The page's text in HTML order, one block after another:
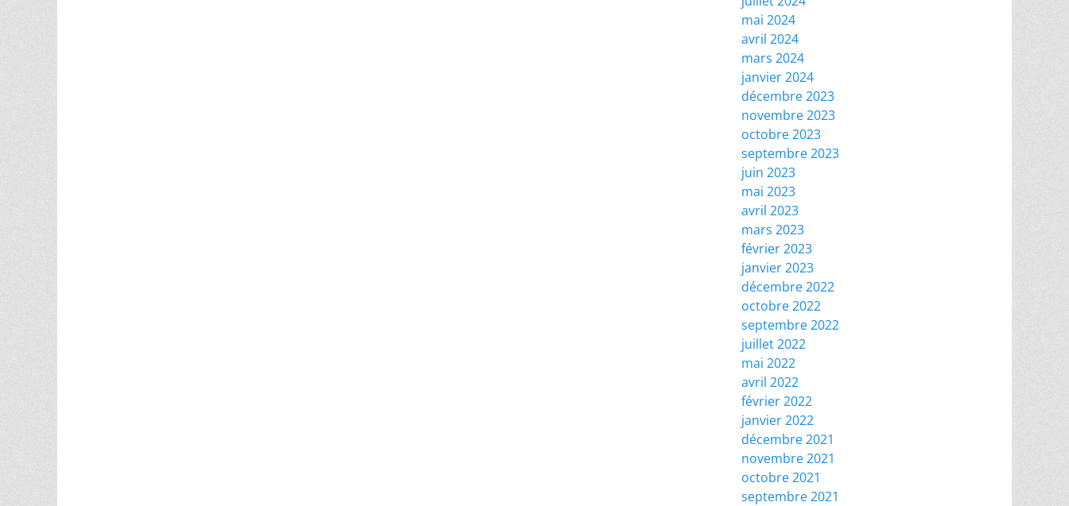
mai 2024
avril 2024
mars 2024
janvier 2024
décembre 2023
novembre 2023
octobre 2023
septembre 2023
juin 2023
mai 2023
avril 2023
mars 2023
février 2023
janvier 2023
décembre 2022
octobre 2022
septembre 2022
juillet 2022
mai 2022
avril 2022
février 2022
janvier 2022
décembre 2021
novembre 2021
octobre 2021
septembre 2021